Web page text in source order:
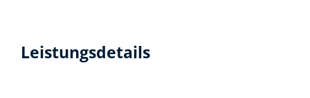
Leistungsdetails